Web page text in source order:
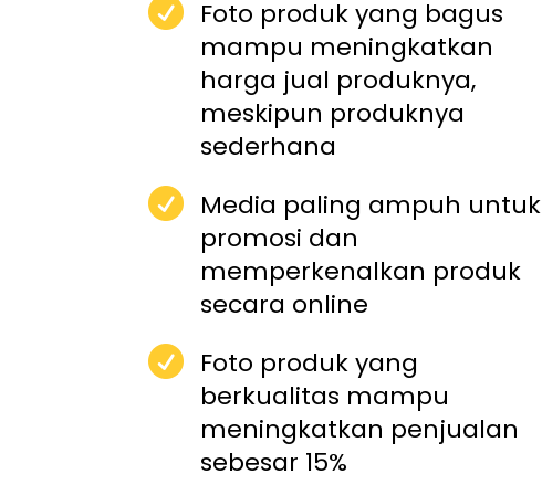
 Foto produk yang bagus
mampu meningkatkan
harga jual produknya,
meskipun produknya
sederhana
 Media paling ampuh untuk
promosi dan
memperkenalkan produk
secara online
 Foto produk yang
berkualitas mampu
meningkatkan penjualan
sebesar 15%